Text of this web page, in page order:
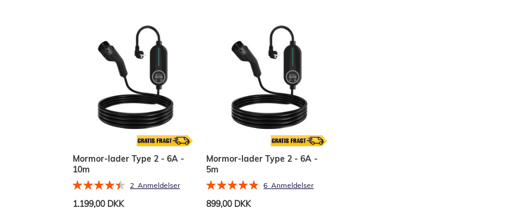
Mormor-lader Type 2 - 6A -
10m
Bedømmelse:
2 Anmeldelser
1.199,00 DKK
Mormor-lader Type 2 - 6A -
5m
Bedømmelse:
6Anmeldelser
899,00 DKK